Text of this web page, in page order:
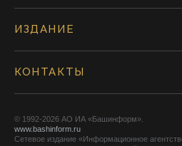
ИЗДАНИЕ
КОНТАКТЫ
© 1992-2026 АО ИА «Башинформ».
www.bashinform.ru
Сетевое издание «Информационное